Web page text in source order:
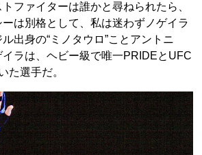
ファイターは誰かと尋ねられたら、
は別格として、私は迷わずノゲイラ
出身の“ミノタウロ”ことアントニ
ラは、ヘビー級で唯一PRIDEとUFC
た選手だ。